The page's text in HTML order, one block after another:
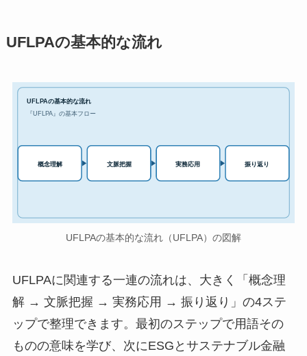
UFLPAの基本的な流れ
UFLPAの基本的な流れ
『UFLPA』の基本フロー
概念理解 文脈把握 実務応用 振り返り
UFLPAの基本的な流れ（UFLPA）の図解
UFLPAに関連する一連の流れは、大きく「概念理
解 → 文脈把握 → 実務応用 → 振り返り」の4ステ
ップで整理できます。最初のステップで用語その
ものの意味を学び、次にESGとサステナブル金融